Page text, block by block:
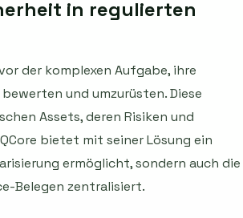
in regulierten
der komplexen Aufgabe, ihre
und umzurüsten. Diese
Assets, deren Risiken und
bietet mit seiner Lösung ein
ermöglicht, sondern auch die
Belegen zentralisiert.